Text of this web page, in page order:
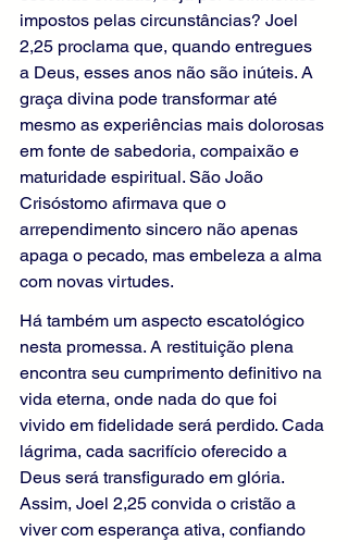
impostos pelas circunstâncias? Joel
2,25 proclama que, quando entregues
a Deus, esses anos não são inúteis. A
graça divina pode transformar até
mesmo as experiências mais dolorosas
em fonte de sabedoria, compaixão e
maturidade espiritual. São João
Crisóstomo afirmava que o
arrependimento sincero não apenas
apaga o pecado, mas embeleza a alma
com novas virtudes.
Há também um aspecto escatológico
nesta promessa. A restituição plena
encontra seu cumprimento definitivo na
vida eterna, onde nada do que foi
vivido em fidelidade será perdido. Cada
lágrima, cada sacrifício oferecido a
Deus será transfigurado em glória.
Assim, Joel 2,25 convida o cristão a
viver com esperança ativa, confiando